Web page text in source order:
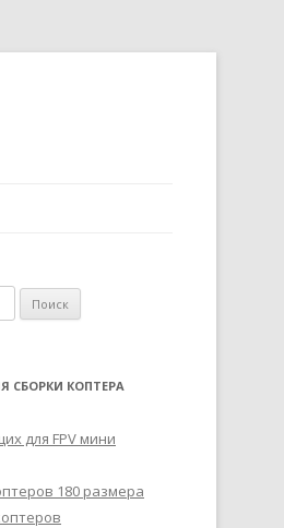
СБОРКИ КОПТЕРА
для FPV мини
180 размера